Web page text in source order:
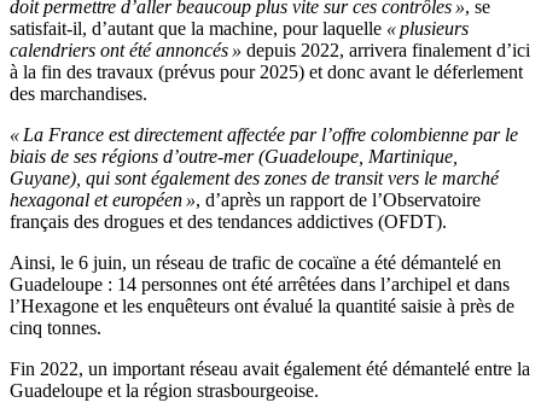
doit permettre d’aller beaucoup plus vite sur ces contrôles », se
satisfait-il, d’autant que la machine, pour laquelle « plusieurs
calendriers ont été annoncés » depuis 2022, arrivera finalement d’ici
à la fin des travaux (prévus pour 2025) et donc avant le déferlement
des marchandises.
« La France est directement affectée par l’offre colombienne par le
biais de ses régions d’outre-mer (Guadeloupe, Martinique,
Guyane), qui sont également des zones de transit vers le marché
hexagonal et européen », d’après un rapport de l’Observatoire
français des drogues et des tendances addictives (OFDT).
Ainsi, le 6 juin, un réseau de trafic de cocaïne a été démantelé en
Guadeloupe : 14 personnes ont été arrêtées dans l’archipel et dans
l’Hexagone et les enquêteurs ont évalué la quantité saisie à près de
cinq tonnes.
Fin 2022, un important réseau avait également été démantelé entre la
Guadeloupe et la région strasbourgeoise.